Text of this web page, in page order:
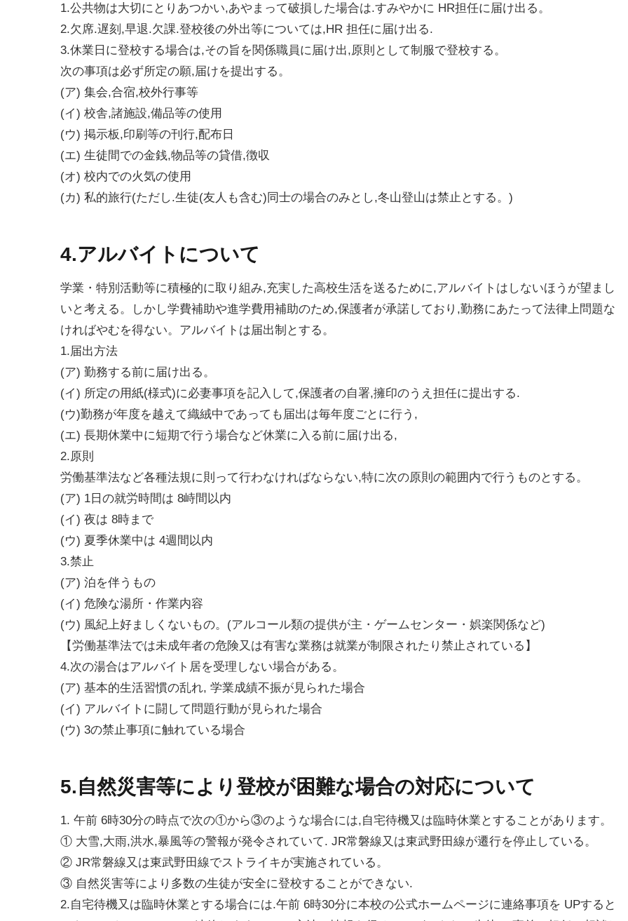
1.公共物は大切にとりあつかい,あやまって破損した場合は.すみやかに HR担任に届け出る。
2.欠席.遅刻,早退.欠課.登校後の外出等については,HR 担任に届け出る.
3.休業日に登校する場合は,その旨を関係職員に届け出,原則として制服で登校する。
次の事項は必ず所定の願,届けを提出する。
(ア) 集会,合宿,校外行事等
(イ) 校舎,諸施設,備品等の使用
(ウ) 掲示板,印刷等の刊行,配布日
(エ) 生徒間での金銭,物品等の貸借,徴収
(オ) 校内での火気の使用
(カ) 私的旅行(ただし.生徒(友人も含む)同士の場合のみとし,冬山登山は禁止とする。)
4.アルバイトについて
学業・特別活動等に積極的に取り組み,充実した高校生活を送るために,アルバイトはしないほうが望まし
いと考える。しかし学費補助や進学費用補助のため,保護者が承諾しており,勤務にあたって法律上問題な
ければやむを得ない。アルバイトは届出制とする。
1.届出方法
(ア) 勤務する前に届け出る。
(イ) 所定の用紙(様式)に必妻事項を記入して,保護者の自署,擁印のうえ担任に提出する.
(ウ)勤務が年度を越えて織絨中であっても届出は毎年度ごとに行う,
(エ) 長期休業中に短期で行う場合など休業に入る前に届け出る,
2.原則
労働基準法など各種法規に則って行わなければならない,特に次の原則の範囲内で行うものとする。
(ア) 1日の就労時間は 8峙間以内
(イ) 夜は 8時まで
(ウ) 夏季休業中は 4週間以内
3.禁止
(ア) 泊を伴うもの
(イ) 危険な湯所・作業内容
(ウ) 風紀上好ましくないもの。(アルコール類の提供が主・ゲームセンター・娯楽関係など)
【労働基準法では未成年者の危険又は有害な業務は就業が制限されたり禁止されている】
4.次の湯合はアルバイト居を受理しない場合がある。
(ア) 基本的生活習慣の乱れ, 学業成績不振が見られた場合
(イ) アルバイトに闘して問題行動が見られた場合
(ウ) 3の禁止事項に触れている場合
5.自然災害等により登校が困難な場合の対応について
1. 午前 6時30分の時点で次の①から③のような場合には,自宅待機又は臨時休業とすることがあります。
① 大雪,大雨,洪水,暴風等の警報が発令されていて. JR常磐線又は東武野田線が遷行を停止している。
② JR常磐線又は東武野田線でストライキが実施されている。
③ 自然災害等により多数の生徒が安全に登校することができない.
2.自宅待機又は臨時休業とする場合には.午前 6時30分に本校の公式ホームページに連絡事項を UPすると